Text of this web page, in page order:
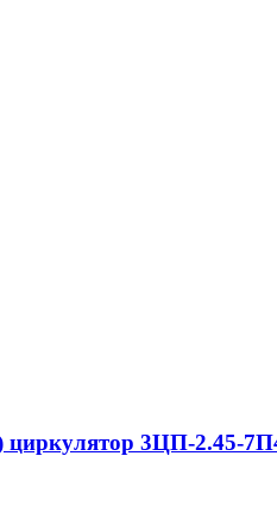
3ЦП-2.45-